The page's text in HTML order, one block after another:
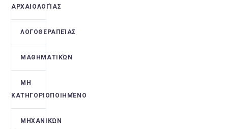
ΑΡΧΑΙΟΛΟΓΊΑΣ
ΛΟΓΟΘΕΡΑΠΕΊΑΣ
ΜΑΘΗΜΑΤΙΚΏΝ
ΜΗ
ΚΑΤΗΓΟΡΙΟΠΟΙΗΜΈΝΟ
ΜΗΧΑΝΙΚΏΝ